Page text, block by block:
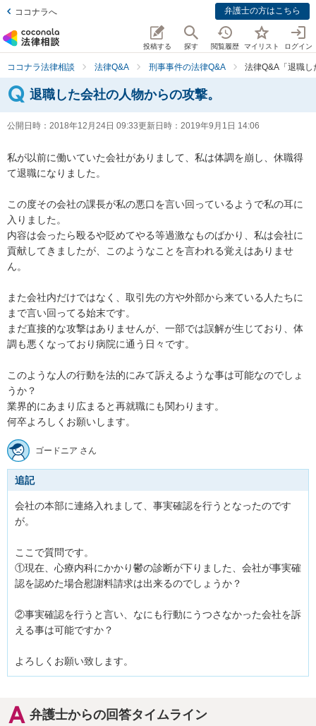
ココナラへ 弁護士の方はこちら
投稿する 探す 閲覧履歴 マイリスト ログイン
ココナラ法律相談 法律Q&A 刑事事件の法律Q&A 法律Q&A「退職
退職した会社の人物からの攻撃。
公開日時： 2018年12月24日 09:33更新日時： 2019年9月1日 14:06
私が以前に働いていた会社がありまして、私は体調を崩し、休職得
て退職になりました。
この度その会社の課長が私の悪口を言い回っているようで私の耳に
入りました。
内容は会ったら殴るや貶めてやる等過激なものばかり、私は会社に
貢献してきましたが、このようなことを言われる覚えはありませ
ん。
また会社内だけではなく、取引先の方や外部から来ている人たちに
まで言い回ってる始末です。
まだ直接的な攻撃はありませんが、一部では誤解が生じており、体
調も悪くなっており病院に通う日々です。
このような人の行動を法的にみて訴えるような事は可能なのでしょ
うか？
業界的にあまり広まると再就職にも関わります。
何卒よろしくお願いします。
ゴードニア さん
追記
会社の本部に連絡入れまして、事実確認を行うとなったのです
が。
ここで質問です。
①現在、心療内科にかかり鬱の診断が下りました、会社が事実確
認を認めた場合慰謝料請求は出来るのでしょうか？
②事実確認を行うと言い、なにも行動にうつさなかった会社を訴
える事は可能ですか？
よろしくお願い致します。
弁護士からの回答タイムライン